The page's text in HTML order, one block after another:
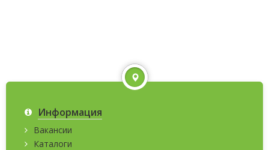
Информация
Вакансии
Каталоги